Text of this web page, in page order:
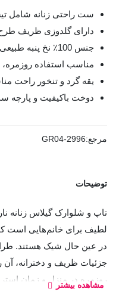
ست راحتی زنانه شامل
دارای گلدوزی ظریف
جنس 100٪ نخ پنبه طبیعی، نرم و تنفس‌پذیر
مناسب استفاده
یقه گرد و تنخور راحت
دوخت باکیفیت و پارچه
مرجع:GR04-2996
توضیحات
لطیف برای خانم‌هایی است
در عین حال شیک هستند.
جزئیات ظریف و دخترانه، آن
روزمره در منزل و زمان
مشاهده بیشتر